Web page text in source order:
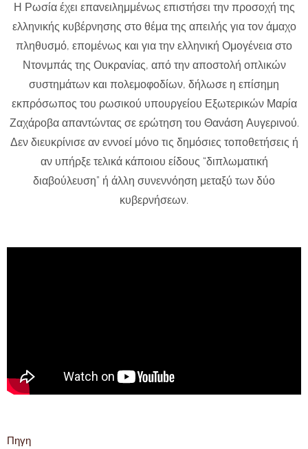
Η Ρωσία έχει επανειλημμένως επιστήσει την προσοχή της
ελληνικής κυβέρνησης στο θέμα της απειλής για τον άμαχο
πληθυσμό, επομένως και για την ελληνική Ομογένεια στο
Ντονμπάς της Ουκρανίας, από την αποστολή οπλικών
συστημάτων και πολεμοφοδίων, δήλωσε η επίσημη
εκπρόσωπος του ρωσικού υπουργείου Εξωτερικών Μαρία
Ζαχάροβα απαντώντας σε ερώτηση του Θανάση Αυγερινού.
Δεν διευκρίνισε αν εννοεί μόνο τις δημόσιες τοποθετήσεις ή
αν υπήρξε τελικά κάποιου είδους “διπλωματική
διαβούλευση” ή άλλη συνεννόηση μεταξύ των δύο
κυβερνήσεων.
Πηγη